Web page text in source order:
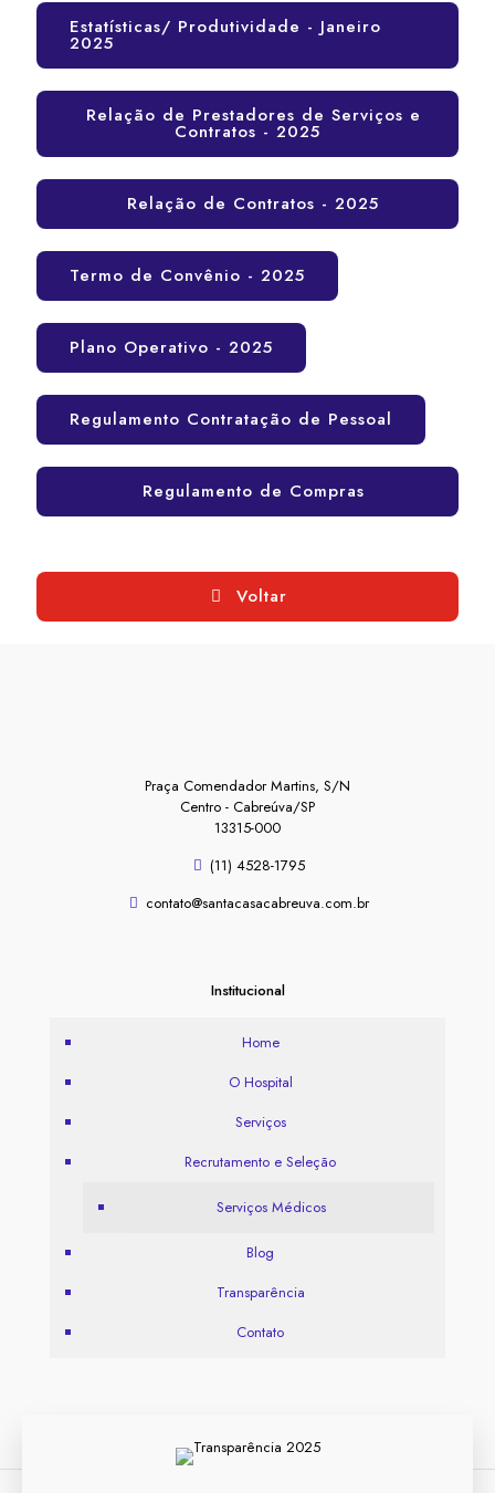
Estatísticas/ Produtividade - Janeiro
2025
Relação de Prestadores de Serviços e
Contratos - 2025
Relação de Contratos - 2025
Termo de Convênio - 2025
Plano Operativo - 2025
Regulamento Contratação de Pessoal
Regulamento de Compras
Voltar
Praça Comendador Martins, S/N
Centro - Cabreúva/SP
13315-000
(11) 4528-1795
contato@santacasacabreuva.com.br
Institucional
Home
O Hospital
Serviços
Recrutamento e Seleção
Serviços Médicos
Blog
Transparência
Contato